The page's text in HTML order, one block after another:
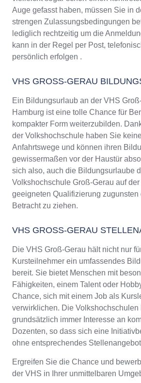
Auge gefasst haben, müssen Sie in
strengen Zulassungsbedingungen
lediglich rechtzeitig um die
kann in der Regel per Post,
persönlich erfolgen .
VHS GROSS-GERAU
Ein Bildungsurlaub an der VHS
Hamburg ist eine tolle Chance für
kompakter Form weiterzubilden.
der Volkshochschule haben Sie
Anfahrtswege und können ihren
gewissermaßen vor der Haustür
sich also, auch die Bildungsurlaube
Volkshochschule Groß-Gerau auf
geeigneten Qualifizierung zugunsten
Betracht zu ziehen.
VHS GROSS-GERAU
Die VHS Groß-Gerau hält nicht nur
Kursteilnehmer ein umfassendes
bereit. Sie bietet Menschen mit
Fähigkeiten, einem Talent oder
Chance, sich mit einem Job als
verwirklichen. Die Volkshochschulen
grundsätzlich immer Interesse an
Dozenten, so dass sich eine
ohne entsprechendes
Ergreifen Sie die Chance und
der VHS in Ihrer unmittelbaren